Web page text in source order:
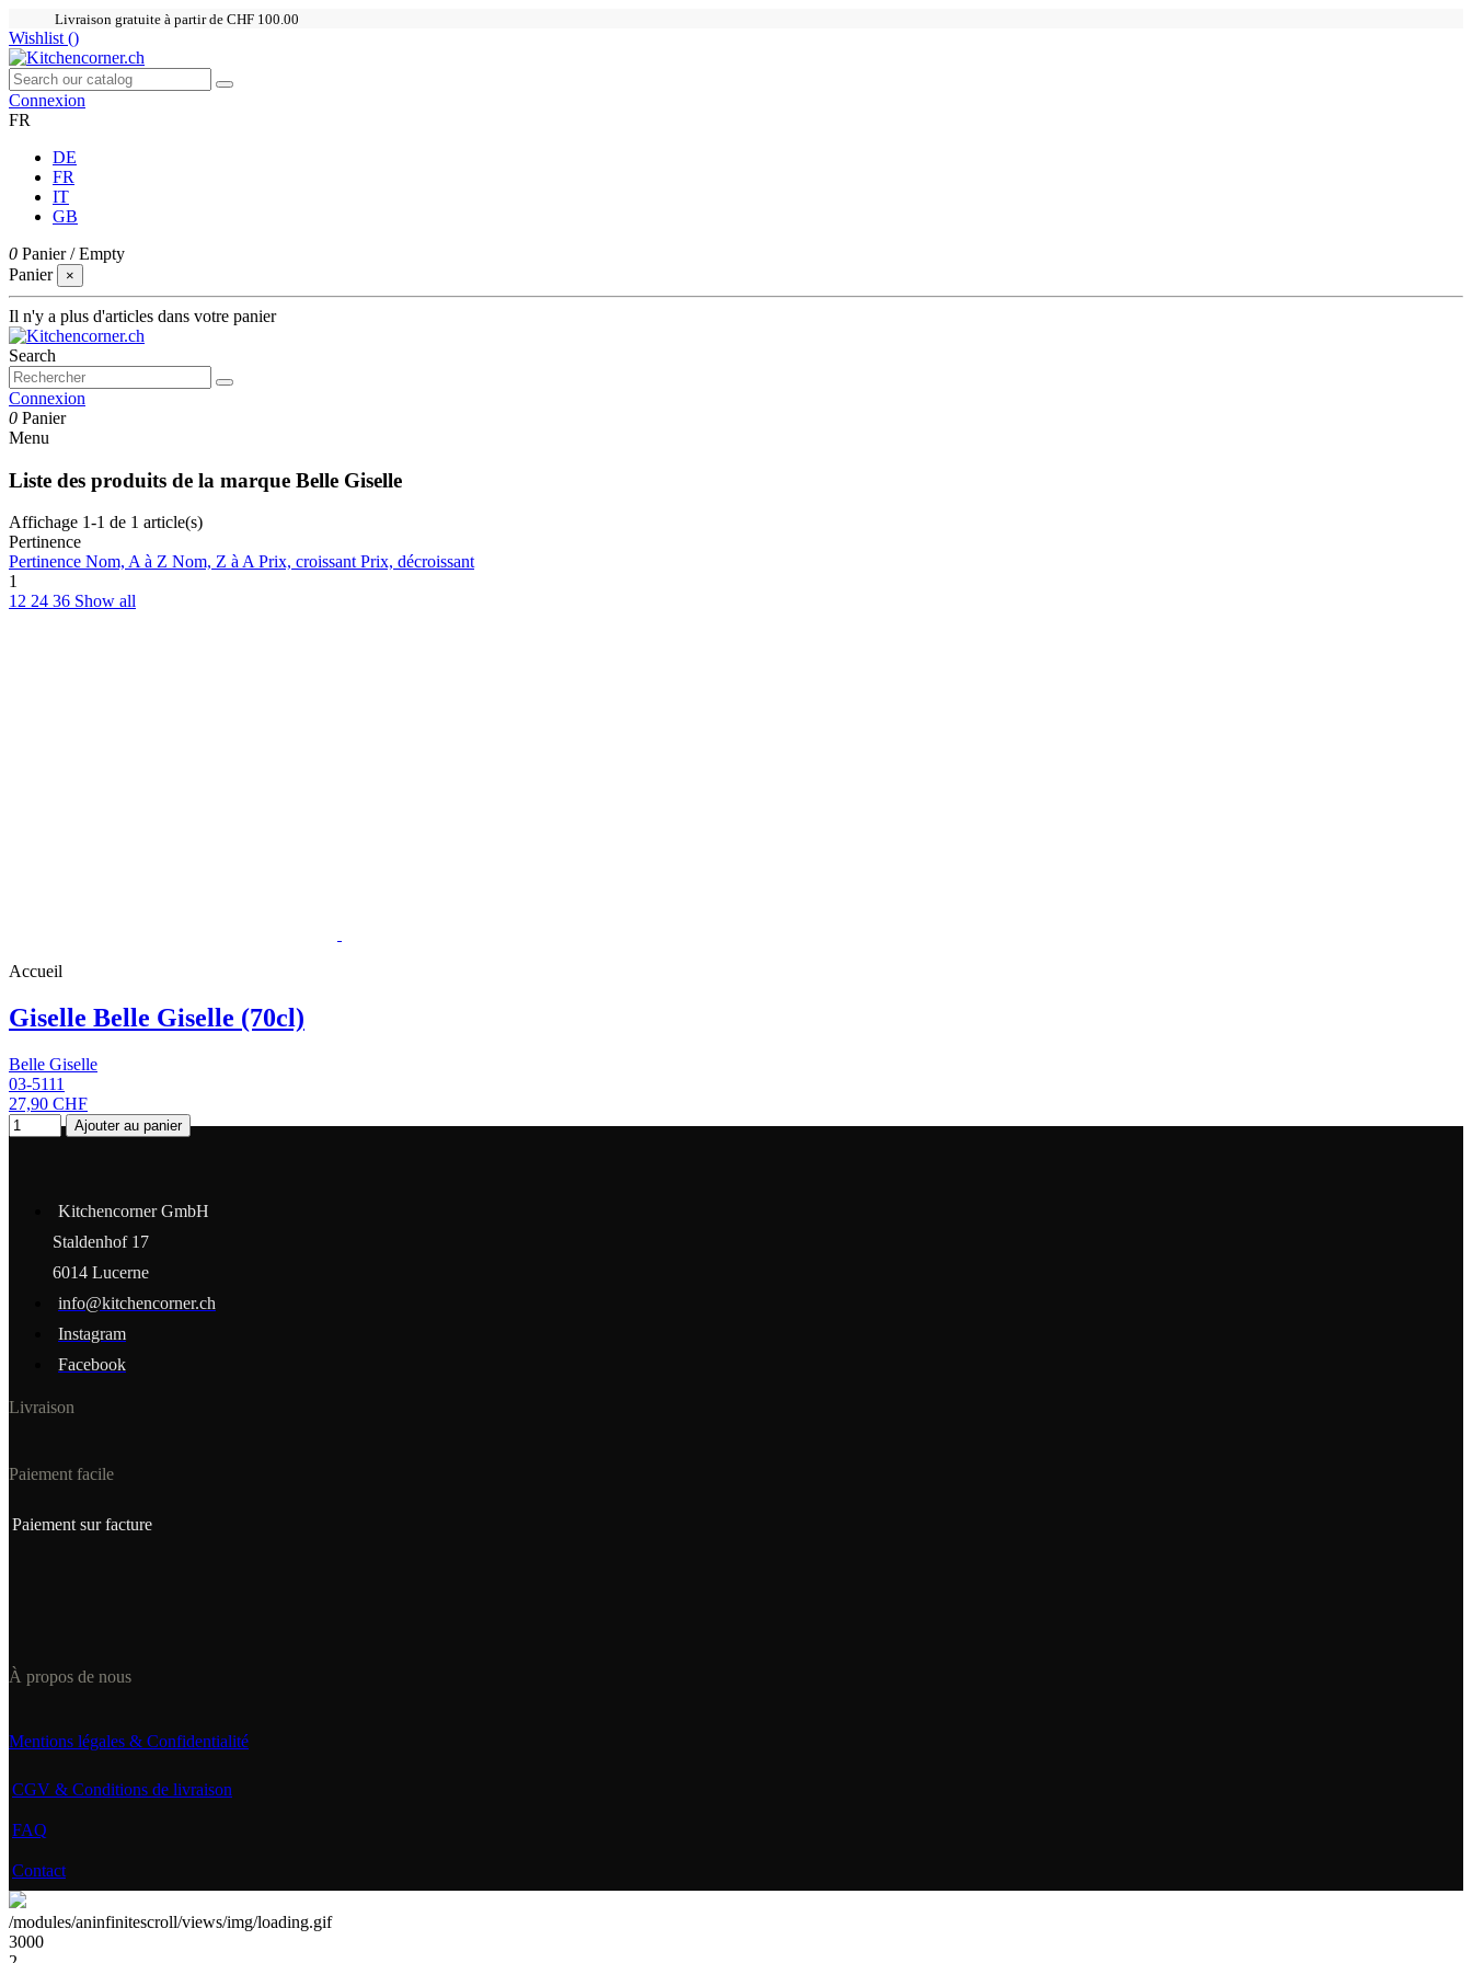
Livraison gratuite à partir de CHF 100.00
Wishlist ()
Connexion
FR
DE
FR
IT
GB
0 Panier /Empty
Panier
×
Il n'y a plus d'articles dans votre panier
Search
Connexion
0 Panier
Menu
Liste des produits de la marque Belle Giselle
Affichage 1-1 de 1 article(s)
Pertinence
Pertinence Nom, A à Z Nom, Z à APrix, croissantPrix, décroissant
1
12 24 36 Show all
Accueil
Giselle Belle Giselle (70cl)
Belle Giselle
03-5111
27,90 CHF
Ajouter au panier
Kitchencorner GmbH
Staldenhof 17
6014 Lucerne
info@kitchencorner.ch
Instagram
Facebook
Livraison
Paiement facile
Paiement sur facture
À propos de nous
Mentions légales & Confidentialité
CGV & Conditions de livraison
FAQ
Contact
/modules/aninfinitescroll/views/img/loading.gif
3000